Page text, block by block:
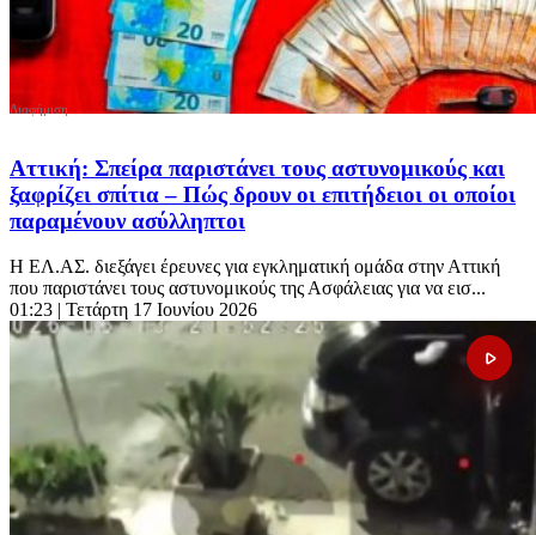
Αττική: Σπείρα παριστάνει τους αστυνομικούς και
ξαφρίζει σπίτια – Πώς δρουν οι επιτήδειοι οι οποίοι
παραμένουν ασύλληπτοι
Η ΕΛ.ΑΣ. διεξάγει έρευνες για εγκληματική ομάδα στην Αττική
που παριστάνει τους αστυνομικούς της Ασφάλειας για να εισ...
01:23 | Τετάρτη 17 Ιουνίου 2026